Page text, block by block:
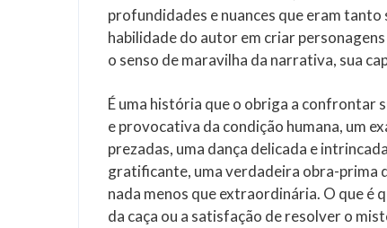
profundidades e nuances que eram
habilidade do autor em criar
o senso de maravilha da narrativa, sua
É uma história que o obriga a confrontar
e provocativa da condição humana, um
prezadas, uma dança delicada e
gratificante, uma verdadeira obra-prima
nada menos que extraordinária. O que é
da caça ou a satisfação de resolver o